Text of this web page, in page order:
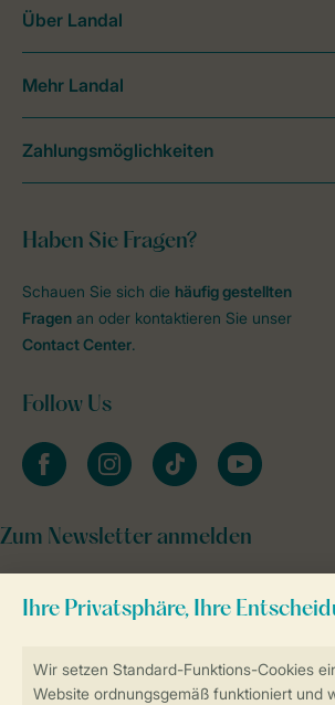
Haben Sie Fragen?
Schauen Sie sich die häufig gestellten
Fragen an oder kontaktieren Sie unser
Contact Center.
Follow Us
facebookinstagramtiktok youtube
Zum Newsletter anmelden
Über Landal
Mehr Landal
Zahlungsmöglichkeiten